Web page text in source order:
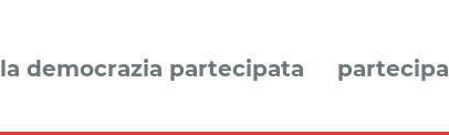
la democrazia partecipata partecipa